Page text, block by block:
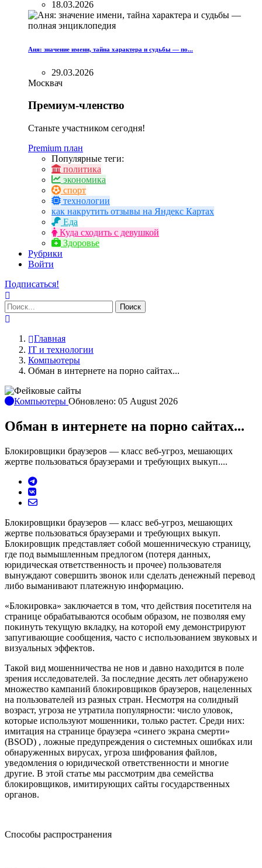
18.03.2026
Аня: значение имени, тайна характера и судьбы — по...
29.03.2026
Москвач
Премиум-членство
Станьте участником сегодня!
Premium план
Популярные теги:
политика
экономика
спорт
технологии
как накрутить отзывы на Яндекс Картах
Еда
Куда сходить с девушкой
Здоровье
Рубрики
Войти
Подписаться!
Поиск
Главная
IT и технологии
Компьютеры
Обман в интернете на порно сайтах...
Компьютеры Обновлено: 05 August 2026
Обман в интернете на порно сайтах...
Блокировщики браузеров — класс веб-угроз, мешающих
жертве пользоваться браузерами и требующих выкуп....
Блокировщики браузеров — класс веб-угроз, мешающих
жертве пользоваться браузерами и требующих выкуп.
Блокировщик представляет собой мошенническую страницу,
где под вымышленным предлогом (потеря данных,
юридическая ответственность и прочее) пользователя
вынуждают совершить звонок или сделать денежный перевод
либо выманивают платежную информацию.
«Блокировка» заключается в том, что действия посетителя на
странице обрабатываются особым образом, не позволяя ему
покинуть текущую вкладку, на которой ему демонстрируют
запугивающие сообщения, часто с использованием звуковых и
визуальных эффектов.
Такой вид мошенничества не нов и давно находится в поле
зрения исследователей. За последние десять лет обнаружено
множество кампаний блокировщиков браузеров, нацеленных
на пользователей из разных стран. Несмотря на солидный
возраст, угроза не утратила популярности: число уловок,
которые используют мошенники, только растет. Среди них:
имитация на странице браузера «синего экрана смерти»
(BSOD) , ложные предупреждения о системных ошибках или
обнаруженных вирусах, угроза шифрования файлов,
уведомления о юридической ответственности и многие
другие. В этой статье мы рассмотрим два семейства
блокировщиков, имитирующих сайты государственных
органов.
Способы распространения